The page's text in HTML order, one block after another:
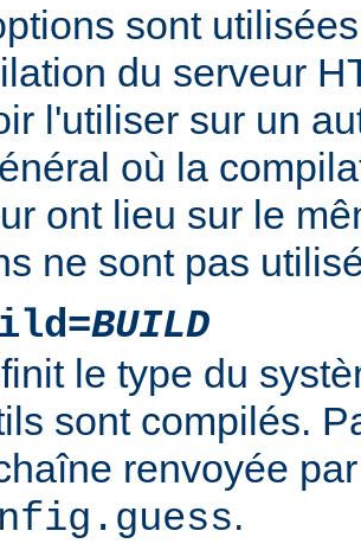
sont
du serveur
l'utiliser sur un
où la
ont lieu sur le
ne sont pas
BUILD
le type du
sont compilés.
renvoyée
.